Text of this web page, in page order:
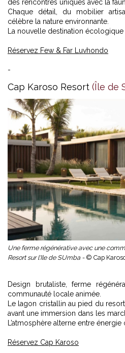
des rencontres uniques avec la
Chaque détail, du mobilier
célèbre la nature environnante.
La nouvelle destination
Réservez Few & Far Luvhondo
-
Cap Karoso Resort (Île de
Une ferme régénérative avec une
Resort sur l'Ile de SUmba - © Cap
Design brutaliste, ferme
communauté locale animée.
Le lagon cristallin au pied du
avant une immersion dans les
L’atmosphère alterne entre
Réservez Cap Karoso